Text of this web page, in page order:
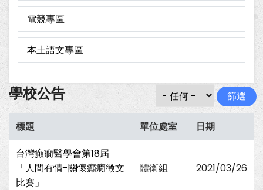
電競專區
本土語文專區
學校公告
標題 單位處室
日期
台灣癲癇醫學會第18屆
「人間有情-關懷癲癇徵文
比賽」
體衛組 2021/03/26